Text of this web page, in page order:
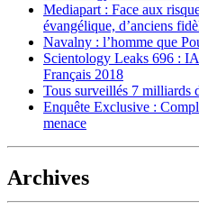
Mediapart : Face aux
évangélique, d’anciens
Navalny : l’homme que
Scientology Leaks 696 :
Français 2018
Tous surveillés 7 milliards
Enquête Exclusive :
menace
Archives